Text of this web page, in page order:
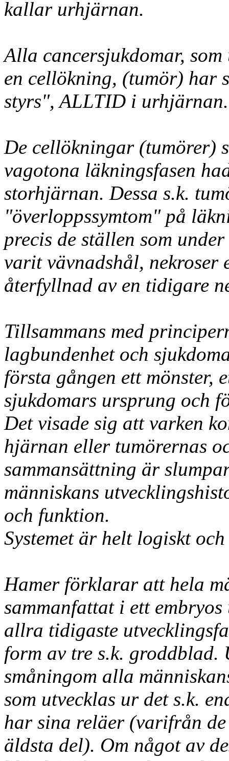
kallar urhjärnan.
Alla cancersjukdomar,
en cellökning, (tumör) har
styrs", ALLTID i urhjärnan.
De cellökningar (tumörer)
vagotona läkningsfasen
storhjärnan. Dessa s.k.
"överloppssymtom" på
precis de ställen som
varit vävnadshål, nekroser
återfyllnad av en tidigare
Tillsammans med
lagbundenhet och
första gången ett mönster,
sjukdomars ursprung och
Det visade sig att varken
hjärnan eller tumörernas
sammansättning är
människans
och funktion.
Systemet är helt logiskt
Hamer förklarar att hela
sammanfattat i ett
allra tidigaste
form av tre s.k. groddblad.
småningom alla
som utvecklas ur det s.k.
har sina reläer (varifrån
äldsta del). Om något av